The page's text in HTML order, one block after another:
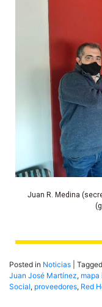
Juan R. Medina
Posted in Noticias Tagged
Juan José Martínez,
Social, proveedores, Red